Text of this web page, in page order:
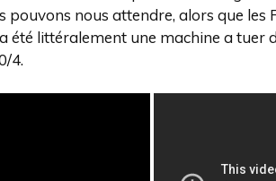
pouvons nous attendre, alors que
été littéralement une machine a tuer
4.